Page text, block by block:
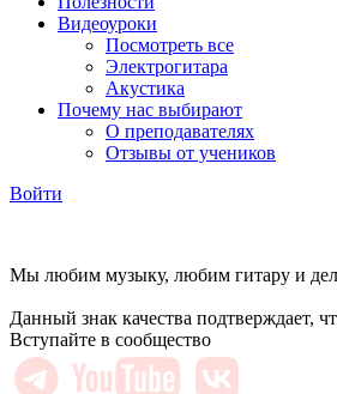
Видеоуроки
Посмотреть все
Электрогитара
Акустика
Почему нас выбирают
О преподавателях
Отзывы от учеников
Войти
Мы любим музыку, любим гитару и
Данный знак качества подтверждает,
Вступайте в сообщество